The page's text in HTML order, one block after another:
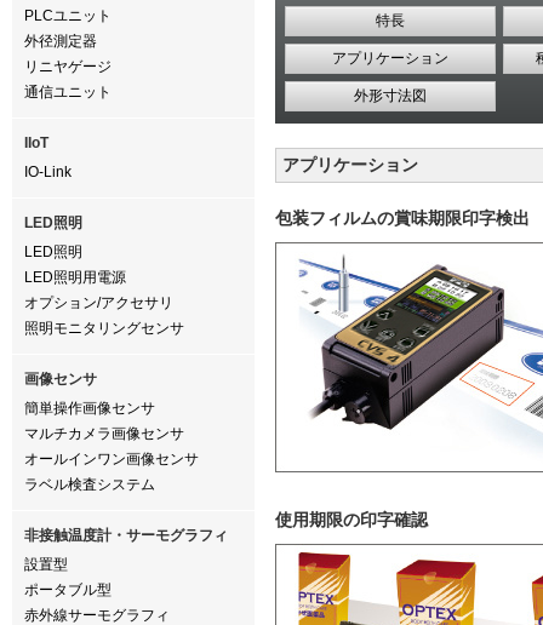
PLCユニット
外径測定器
リニヤゲージ
通信ユニット
IIoT
IO-Link
LED照明
LED照明
LED照明用電源
オプション/アクセサリ
照明モニタリングセンサ
画像センサ
簡単操作画像センサ
マルチカメラ画像センサ
オールインワン画像センサ
ラベル検査システム
非接触温度計・サーモグラフィ
設置型
ポータブル型
赤外線サーモグラフィ
特長
アプリケーション
外形寸法図
アプリケーション
包装フィルムの賞味期限印字検出
使用期限の印字確認